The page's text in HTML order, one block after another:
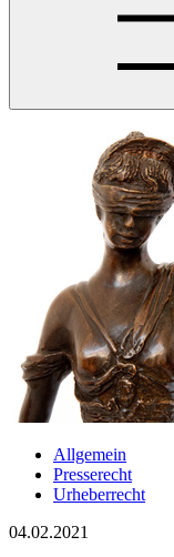
Allgemein
Presserecht
Urheberrecht
04.02.2021